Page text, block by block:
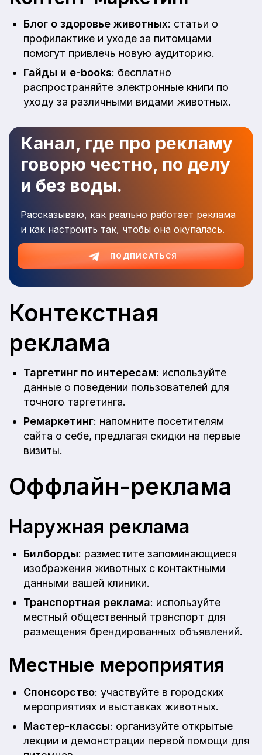
Блог о здоровье животных: статьи о
профилактике и уходе за питомцами
помогут привлечь новую аудиторию.
Гайды и e-books: бесплатно
распространяйте электронные книги по
уходу за различными видами животных.
Канал, где про рекламу
говорю честно, по делу
и без воды.
Рассказываю, как реально работает реклама
и как настроить так, чтобы она окупалась.
ПОДПИСАТЬСЯ
Контекстная
реклама
Таргетинг по интересам: используйте
данные о поведении пользователей для
точного таргетинга.
Ремаркетинг: напомните посетителям
сайта о себе, предлагая скидки на первые
визиты.
Оффлайн-реклама
Наружная реклама
Билборды: разместите запоминающиеся
изображения животных с контактными
данными вашей клиники.
Транспортная реклама: используйте
местный общественный транспорт для
размещения брендированных объявлений.
Местные мероприятия
Спонсорство: участвуйте в городских
мероприятиях и выставках животных.
Мастер-классы: организуйте открытые
лекции и демонстрации первой помощи для